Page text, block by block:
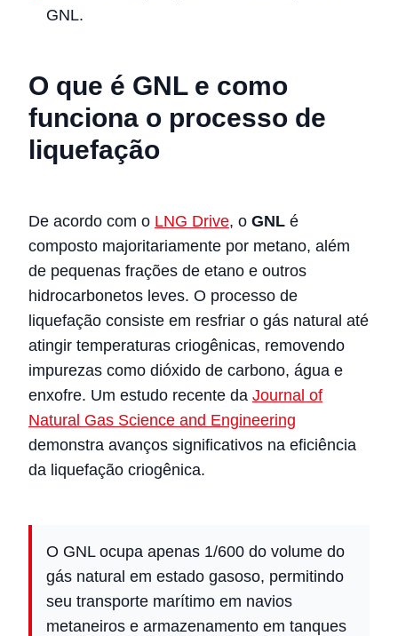
GNL.
O que é GNL e como
funciona o processo de
liquefação
De acordo com o LNG Drive, o GNL é
composto majoritariamente por metano, além
de pequenas frações de etano e outros
hidrocarbonetos leves. O processo de
liquefação consiste em resfriar o gás natural até
atingir temperaturas criogênicas, removendo
impurezas como dióxido de carbono, água e
enxofre. Um estudo recente da Journal of
Natural Gas Science and Engineering
demonstra avanços significativos na eficiência
da liquefação criogênica.
O GNL ocupa apenas 1/600 do volume do
gás natural em estado gasoso, permitindo
seu transporte marítimo em navios
metaneiros e armazenamento em tanques